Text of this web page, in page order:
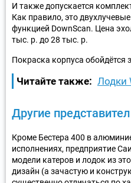
И также допускается
Как правило, это
функцией DownScan. Цена
тыс. р. до 28 тыс. р.
Покраска корпуса обойдётся
Читайте также: Лодки
Другие
Кроме Бестера 400 в
исполнениях, предприятие
модели катеров и лодок из
дизайн (а зачастую и